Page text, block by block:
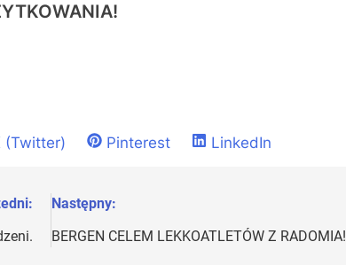
(Twitter)
Share
Pinterest
Share
LinkedIn
Następny:
BERGEN CELEM LEKKOATLETÓW Z RADOMIA!